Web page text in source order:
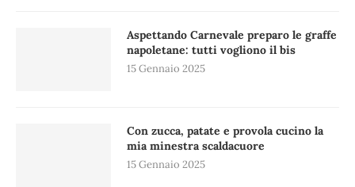
Aspettando Carnevale preparo le graffe
napoletane: tutti vogliono il bis
15 Gennaio 2025
Con zucca, patate e provola cucino la
mia minestra scaldacuore
15 Gennaio 2025